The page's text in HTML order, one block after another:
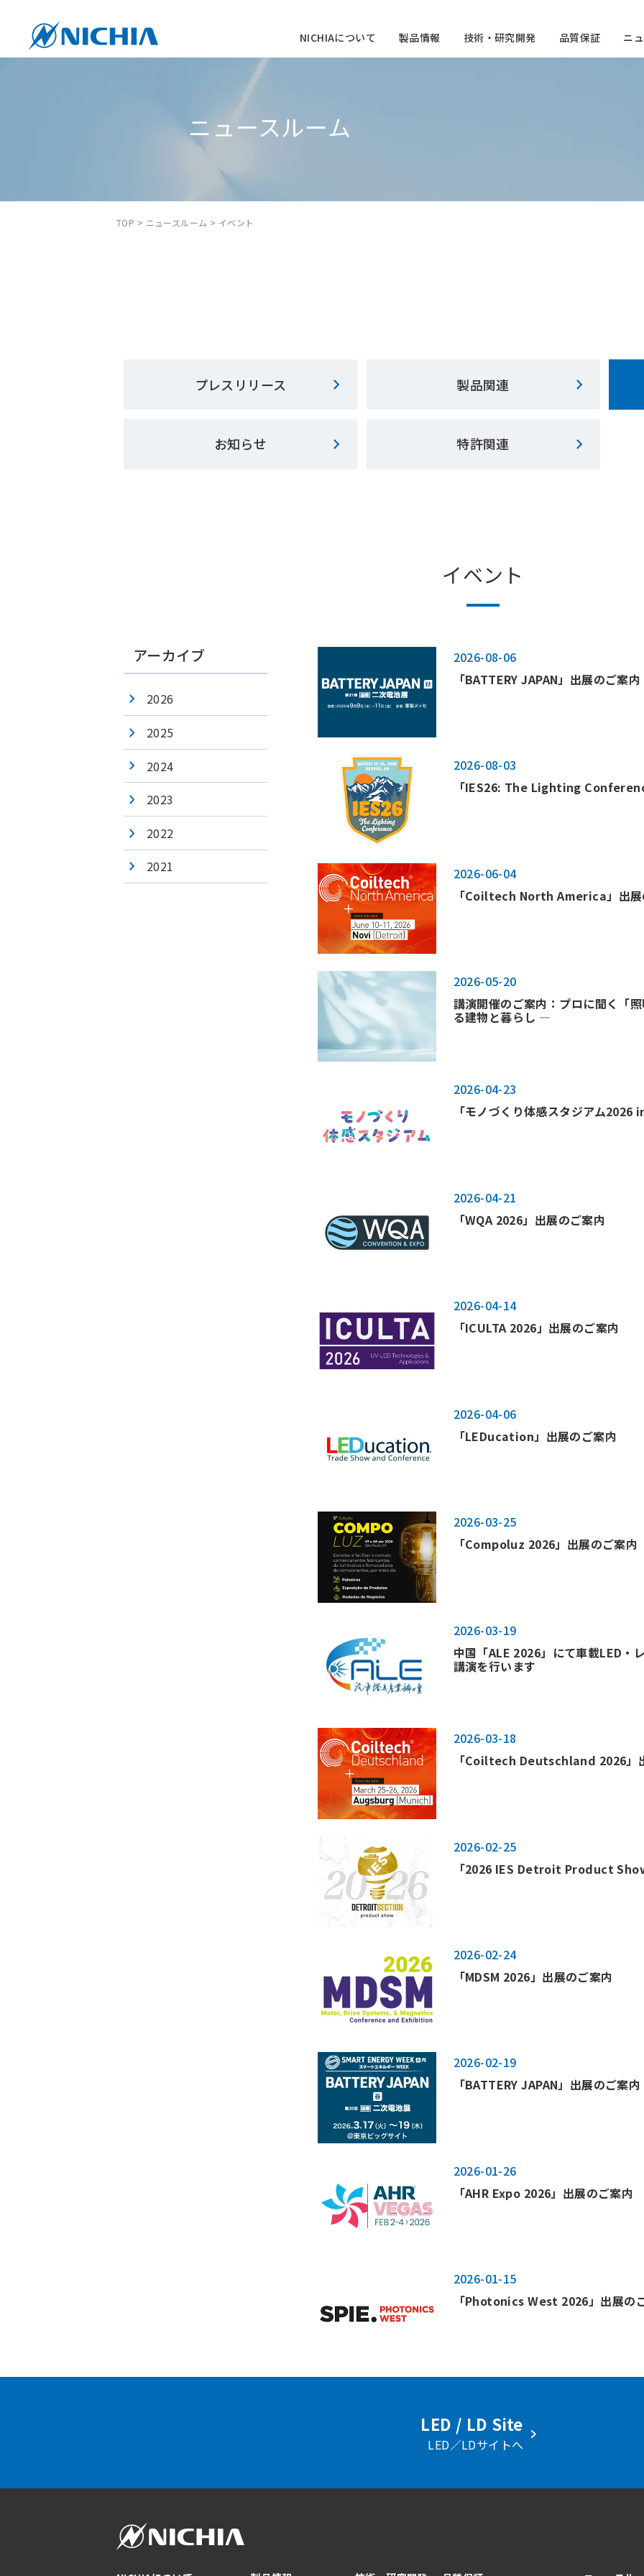
NICHIAについて 製品情報 技術・研究開発 品質保証 ニ
ニュースルーム
TOP > ニュースルーム > イベント
プレスリリース 製品関連
お知らせ 特許関連
イベント
2026-08-06
「BATTERY JAPAN」出展のご案内
2026-08-03
「IES26: The Lighting
2026-06-04
「Coiltech North America」出展
2026-05-20
講演開催のご案内：プロに聞く「
る建物と暮らし ―
2026-04-23
「モノづくり体感スタジアム2026
2026-04-21
「WQA 2026」出展のご案内
2026-04-14
「ICULTA 2026」出展のご案内
2026-04-06
「LEDucation」出展のご案内
2026-03-25
「Compoluz 2026」出展のご案内
2026-03-19
中国「ALE 2026」にて車載LED・
講演を行います
2026-03-18
「Coiltech Deutschland 2026」
2026-02-25
「2026 IES Detroit Product
2026-02-24
「MDSM 2026」出展のご案内
2026-02-19
「BATTERY JAPAN」出展のご案内
2026-01-26
「AHR Expo 2026」出展のご案内
2026-01-15
「Photonics West 2026」出展の
アーカイブ
2026
2025
2024
2023
2022
2021
LED / LD Site
LED／LDサイトへ